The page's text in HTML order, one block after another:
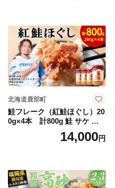
北海道鹿部町
鮭フレーク（紅鮭ほぐし）20
0g×4本 計800g 鮭 サケ 鮭
ほぐし サケフレーク シャケ
フレーク 鮭フレーク14,000円